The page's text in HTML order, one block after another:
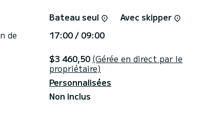
Bateau seul
Avec skipper
de
17:00 / 09:00
$3 460,50 (Gérée en direct par le
propriétaire)
Personnalisées
Non inclus